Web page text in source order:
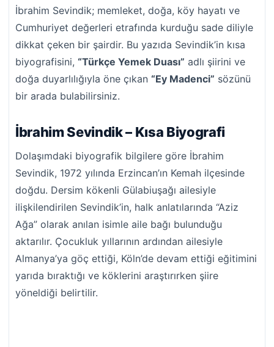
İbrahim Sevindik; memleket, doğa, köy hayatı ve
Cumhuriyet değerleri etrafında kurduğu sade diliyle
dikkat çeken bir şairdir. Bu yazıda Sevindik’in kısa
biyografisini, “Türkçe Yemek Duası” adlı şiirini ve
doğa duyarlılığıyla öne çıkan “Ey Madenci” sözünü
bir arada bulabilirsiniz.
İbrahim Sevindik – Kısa Biyografi
Dolaşımdaki biyografik bilgilere göre İbrahim
Sevindik, 1972 yılında Erzincan’ın Kemah ilçesinde
doğdu. Dersim kökenli Gülabiuşağı ailesiyle
ilişkilendirilen Sevindik’in, halk anlatılarında “Aziz
Ağa” olarak anılan isimle aile bağı bulunduğu
aktarılır. Çocukluk yıllarının ardından ailesiyle
Almanya’ya göç ettiği, Köln’de devam ettiği eğitimini
yarıda bıraktığı ve köklerini araştırırken şiire
yöneldiği belirtilir.